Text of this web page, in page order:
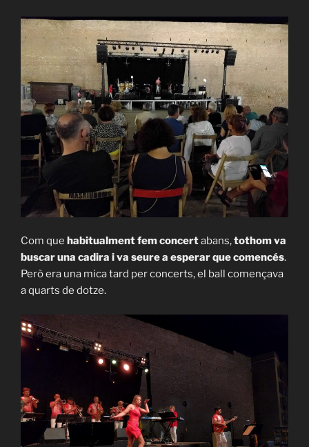
Com que habitualment fem concertabans,tothom va
buscar una cadira i va seure a esperar que comencés.
Però era una mica tard per concerts, el ball començava
a quarts de dotze.